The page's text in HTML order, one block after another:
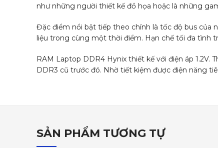
như những người thiết kế đồ họa hoặc là những
Đặc điểm nổi bật tiếp theo chính là tốc độ bus của
liệu trong cùng một thời điểm. Hạn chế tối đa tình
RAM Laptop DDR4 Hynix thiết kế với điện áp
DDR3 cũ trước đó. Nhờ tiết kiệm được điện năng
SẢN PHẨM TƯƠNG TỰ